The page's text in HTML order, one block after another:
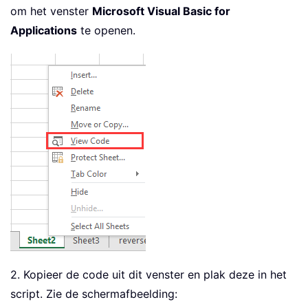
om het venster Microsoft Visual Basic for
Applications te openen.
2. Kopieer de code uit dit venster en plak deze in het
script. Zie de schermafbeelding: